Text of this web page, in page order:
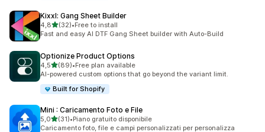
Kixxl: Gang Sheet Builder
4,8stelle su 5
(32)
32 recensioni totali
•Free to install
Fast and easy AI DTF Gang Sheet builder with Auto-Build
Optionize Product Options
4,5stelle su 5
(89)
89 recensioni totali
•Free plan available
AI-powered custom options that go beyond the variant limit.
Built for Shopify
Mini : Caricamento Foto e File
5,0stelle su 5
(31)
31 recensioni totali
•Piano gratuito disponibile
Caricamento foto, file e campi personalizzati per personalizza